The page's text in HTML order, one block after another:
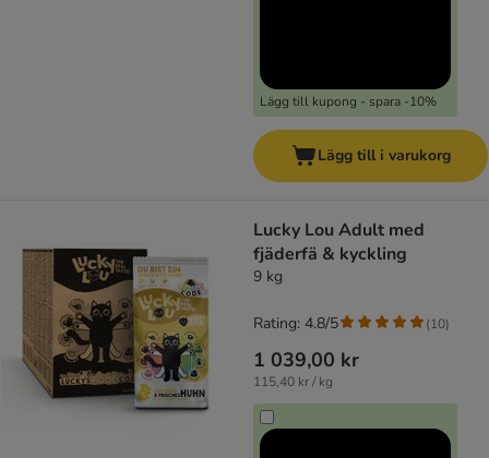
Lägg till kupong - spara -10%
Lägg till i varukorg
Lucky Lou Adult med
fjäderfä & kyckling
9 kg
1 039,00 kr
115,40 kr / kg
Rating: 4.8/5 (10)